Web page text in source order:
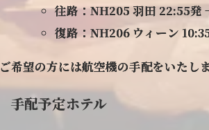
往路：NH205 羽田 22:55発
復路：NH206 ウィーン
ご希望の方には航空機の手配をいたし
手配予定ホテル